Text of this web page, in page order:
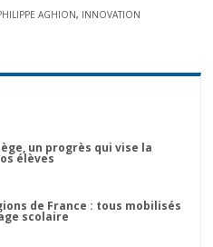
AGHION, INNOVATION
un progrès qui vise la
élèves
de France : tous mobilisés
scolaire